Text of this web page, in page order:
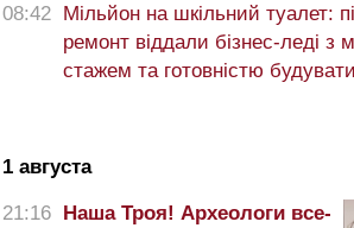
08:42 Мільйон на шкільний туалет:
ремонт віддали бізнес-леді з
стажем та готовністю
1 августа
21:16 Наша Троя! Археологи все-